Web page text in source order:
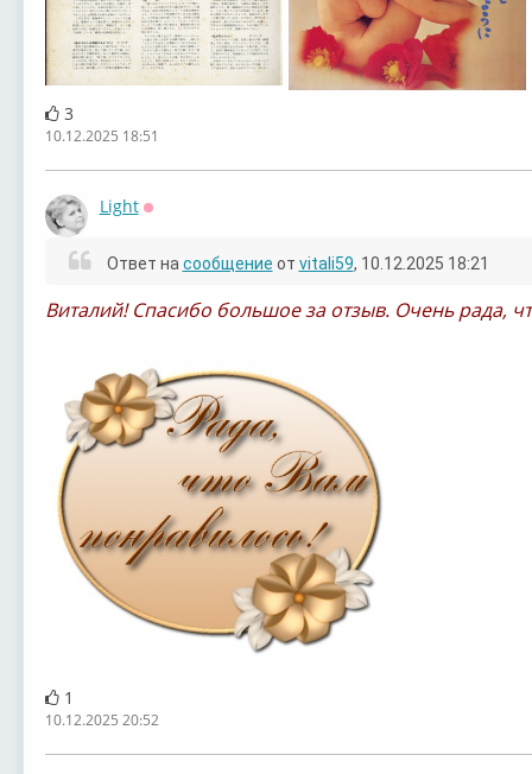
3
10.12.2025 18:51
Light
Ответ на сообщение от vitali59, 10.12.2025 18:21
Виталий! Спасибо большое за отзыв. Очень рада,
1
10.12.2025 20:52